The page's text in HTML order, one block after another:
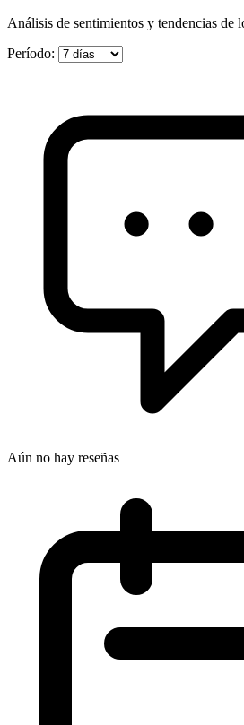
Análisis de sentimientos y tendencias de
Período:
Aún no hay reseñas